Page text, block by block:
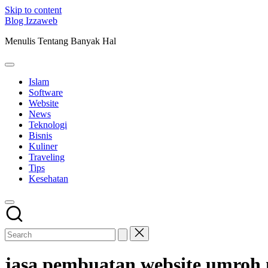
Skip to content
Blog Izzaweb
Menulis Tentang Banyak Hal
Islam
Software
Website
News
Teknologi
Bisnis
Kuliner
Traveling
Tips
Kesehatan